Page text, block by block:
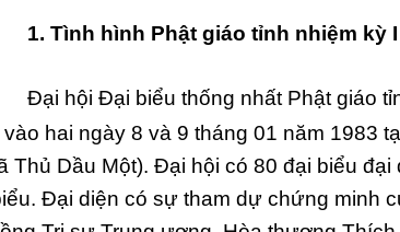
1. Tình hình Phật giáo tỉnh nhiệm kỳ I
Đại hội Đại biểu thống nhất Phật giáo
hai ngày 8 và 9 tháng 01 năm 1983
Thủ Dầu Một). Đại hội có 80 đại biểu
Đại diện có sự tham dự chứng minh